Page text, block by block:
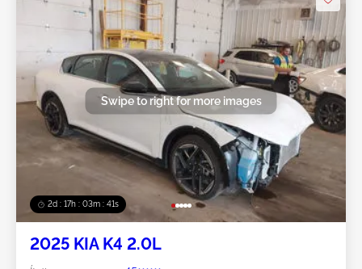
2d : 17h : 03m : 38s
Swipe to right for more images
2025 KIA K4 2.0L